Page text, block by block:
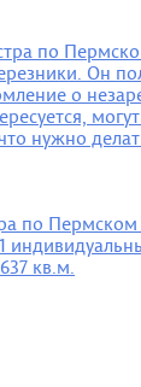
по
Он
о
нужно
по
кв.м.